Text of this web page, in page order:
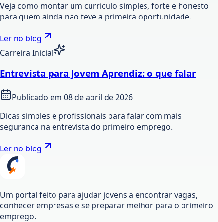
Veja como montar um curriculo simples, forte e honesto
para quem ainda nao teve a primeira oportunidade.
Ler no blog
Carreira Inicial
Entrevista para Jovem Aprendiz: o que falar
Publicado em 08 de abril de 2026
Dicas simples e profissionais para falar com mais
seguranca na entrevista do primeiro emprego.
Ler no blog
Um portal feito para ajudar jovens a encontrar vagas,
conhecer empresas e se preparar melhor para o primeiro
emprego.